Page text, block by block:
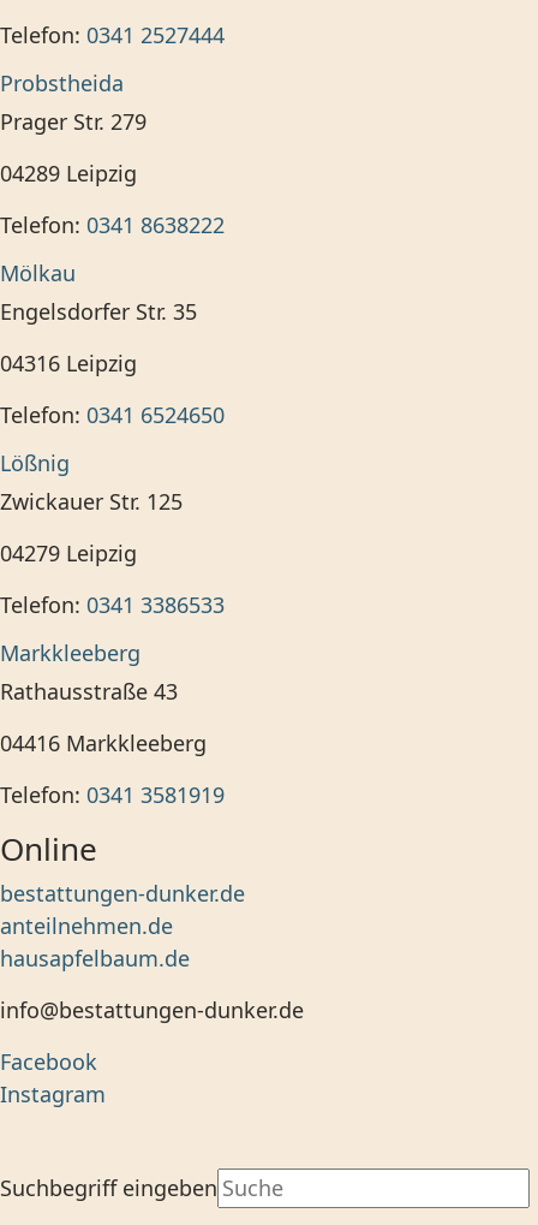
Telefon: 0341 2527444
Probstheida
Prager Str. 279
04289 Leipzig
Telefon: 0341 8638222
Mölkau
Engelsdorfer Str. 35
04316 Leipzig
Telefon: 0341 6524650
Lößnig
Zwickauer Str. 125
04279 Leipzig
Telefon: 0341 3386533
Markkleeberg
Rathausstraße 43
04416 Markkleeberg
Telefon: 0341 3581919
Online
bestattungen-dunker.de
anteilnehmen.de
hausapfelbaum.de
info@bestattungen-dunker.de
Facebook
Instagram
Suchbegriff eingeben